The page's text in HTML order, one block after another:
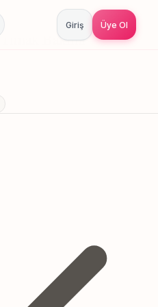
Giriş Üye Ol
Tirnak Bakimi
Tirnak Bakimi